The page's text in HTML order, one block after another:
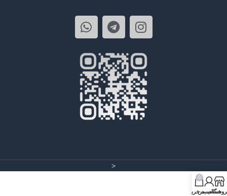
<
حساب من
0
سبد خرید